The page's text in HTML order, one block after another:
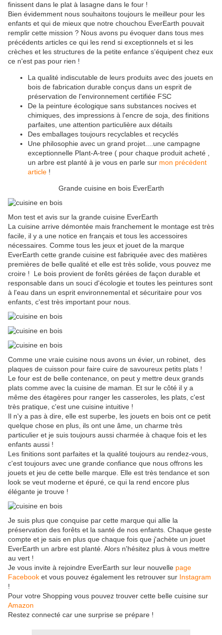
finissent dans le plat à lasagne dans le four !
Bien évidemment nous souhaitons toujours le meilleur pour les
enfants et qui de mieux que notre chouchou EverEarth pouvait
remplir cette mission ? Nous avons pu évoquer dans tous mes
précédents articles ce qui les rend si exceptionnels et si les
crèches et les structures de la petite enfance s'équipent chez eux
ce n'est pas pour rien !
La qualité indiscutable de leurs produits avec des jouets en
bois de fabrication durable conçus dans un esprit de
préservation de l'environnement certifiée FSC
De la peinture écologique sans substances nocives et
chimiques, des impressions à l'encre de soja, des finitions
parfaites, une attention particulière aux détails
Des emballages toujours recyclables et recyclés
Une philosophie avec un grand projet....une campagne
exceptionnelle Plant-A-tree ( pour chaque produit acheté ,
un arbre est planté à je vous en parle sur mon précédent
article !
Grande cuisine en bois EverEarth
Mon test et avis sur la grande cuisine EverEarth
La cuisine arrive démontée mais franchement le montage est très
facile, il y a une notice en français et tous les accessoires
nécessaires. Comme tous les jeux et jouet de la marque
EverEarth cette grande cuisine est fabriquée avec des matières
premières de belle qualité et elle est très solide, vous pouvez me
croire ! Le bois provient de forêts gérées de façon durable et
responsable dans un souci d'écologie et toutes les peintures sont
à l'eau dans un esprit environnemental et sécuritaire pour vos
enfants, c'est très important pour nous.
Comme une vraie cuisine nous avons un évier, un robinet, des
plaques de cuisson pour faire cuire de savoureux petits plats !
Le four est de belle contenance, on peut y mettre deux grands
plats comme avec la cuisine de maman. Et sur le côté il y a
même des étagères pour ranger les casseroles, les plats, c'est
très pratique, c'est une cuisine intuitive !
Il n'y a pas à dire, elle est superbe, les jouets en bois ont ce petit
quelque chose en plus, ils ont une âme, un charme très
particulier et je suis toujours aussi charmée à chaque fois et les
enfants aussi !
Les finitions sont parfaites et la qualité toujours au rendez-vous,
c'est toujours avec une grande confiance que nous offrons les
jouets et jeu de cette belle marque. Elle est très tendance et son
look se veut moderne et épuré, ce qui la rend encore plus
élégante je trouve !
Je suis plus que conquise par cette marque qui allie la
préservation des forêts et la santé de nos enfants. Chaque geste
compte et je sais en plus que chaque fois que j'achète un jouet
EverEarth un arbre est planté. Alors n'hésitez plus à vous mettre
au vert !
Je vous invite à rejoindre EverEarth sur leur nouvelle page
Facebook et vous pouvez également les retrouver sur Instagram
!
Pour votre Shopping vous pouvez trouver cette belle cuisine sur
Amazon
Restez connecté car une surprise se prépare !